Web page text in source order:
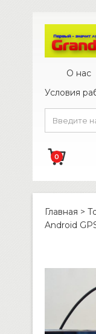
О нас
Условия
0
Главная >
Android